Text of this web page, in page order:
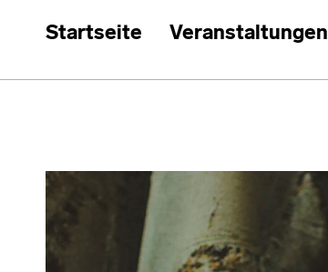
Startseite Veranstaltungen